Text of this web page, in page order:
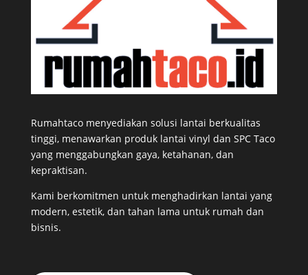
Rumahtaco menyediakan solusi lantai berkualitas
tinggi, menawarkan produk lantai vinyl dan SPC Taco
yang menggabungkan gaya, ketahanan, dan
kepraktisan.
Kami berkomitmen untuk menghadirkan lantai yang
modern, estetik, dan tahan lama untuk rumah dan
bisnis.